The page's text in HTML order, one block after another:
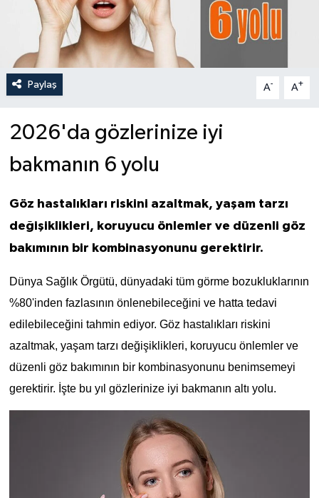
Paylaş A- A+
2026'da gözlerinize iyi
bakmanın 6 yolu
Göz hastalıkları riskini azaltmak, yaşam tarzı
değişiklikleri, koruyucu önlemler ve düzenli göz
bakımının bir kombinasyonunu gerektirir.
Dünya Sağlık Örgütü, dünyadaki tüm görme bozukluklarının
%80'inden fazlasının önlenebileceğini ve hatta tedavi
edilebileceğini tahmin ediyor. Göz hastalıkları riskini
azaltmak, yaşam tarzı değişiklikleri, koruyucu önlemler ve
düzenli göz bakımının bir kombinasyonunu benimsemeyi
gerektirir. İşte bu yıl gözlerinize iyi bakmanın altı yolu.